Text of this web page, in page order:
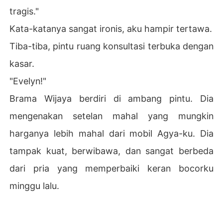
tragis."
Kata-katanya sangat ironis, aku hampir tertawa.
Tiba-tiba, pintu ruang konsultasi terbuka dengan
kasar.
"Evelyn!"
Brama Wijaya berdiri di ambang pintu. Dia
mengenakan setelan mahal yang mungkin
harganya lebih mahal dari mobil Agya-ku. Dia
tampak kuat, berwibawa, dan sangat berbeda
dari pria yang memperbaiki keran bocorku
minggu lalu.